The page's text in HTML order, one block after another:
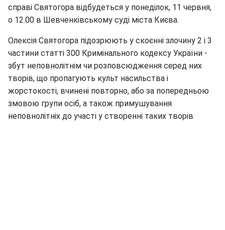
справі Святогора відбудеться у понеділок, 11 червня,
о 12.00 в Шевченківському суді міста Києва.
Олексія Святогора підозрюють у скоєнні злочину 2 і 3
частини статті 300 Кримінального кодексу України -
збут неповнолітнім чи розповсюдження серед них
творів, що пропагують культ насильства і
жорстокості, вчинені повторно, або за попередньою
змовою групи осіб, а також примушування
неповнолітніх до участі у створенні таких творів